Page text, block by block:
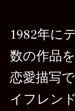
1982年に
数の作品
恋愛描写
イフレン